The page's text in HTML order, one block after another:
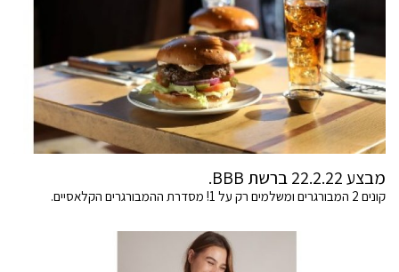
מבצע 22.2.22 ברשת BBB.
קונים 2 המבורגרים ומשלמים רק על 1! מסדרת ההמבורגרים הקלאסיים.